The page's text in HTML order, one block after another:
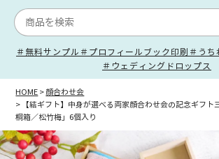
＃無料サンプル ＃プロフィールブック印刷 ＃うち
＃ウェディングドロップス
HOME
顔合わせ会
【結ギフト】中身が選べる両家顔合わせ会の記念ギフト
桐箱／松竹梅」6個入り